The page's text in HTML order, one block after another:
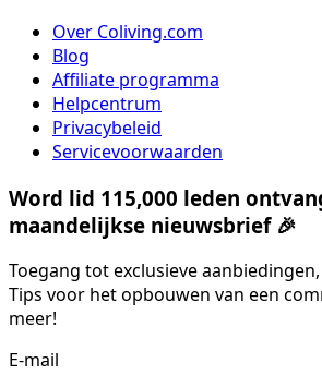
Over Coliving.com
Blog
Affiliate programma
Helpcentrum
Privacybeleid
Servicevoorwaarden
Word lid 115,000 leden
maandelijkse nieuwsbrief 🎉
Toegang tot exclusieve
Tips voor het opbouwen van een
meer!
E-mail